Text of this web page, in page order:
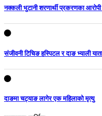
नक्कली भुटानी शरणार्थी प्रकरणका आरोपी
संजीवनी टिचिङ हस्पिटल र दाङ भ्याली
दाङमा चट्याङ लागेर एक महिलाको मृत्यु